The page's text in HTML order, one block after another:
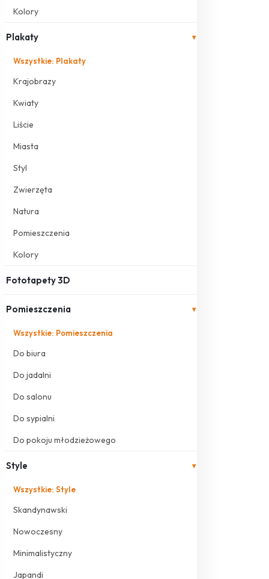
Kolory
Plakaty ▾
Wszystkie: Plakaty
Krajobrazy
Kwiaty
Liście
Miasta
Styl
Zwierzęta
Natura
Pomieszczenia
Kolory
Fototapety 3D
Pomieszczenia ▾
Wszystkie: Pomieszczenia
Do biura
Do jadalni
Do salonu
Do sypialni
Do pokoju młodzieżowego
Style ▾
Wszystkie: Style
Skandynawski
Nowoczesny
Minimalistyczny
Japandi